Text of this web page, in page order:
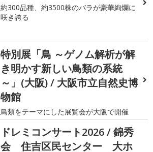
約300品種、約3500株のバラが豪華絢爛に
咲き誇る
特別展「鳥 ～ゲノム解析が解
き明かす新しい鳥類の系統
～」(大阪) / 大阪市立自然史博
物館
鳥類をテーマにした展覧会が大阪で開催
ドレミコンサート2026 / 錦秀
会 住吉区民センター 大ホ